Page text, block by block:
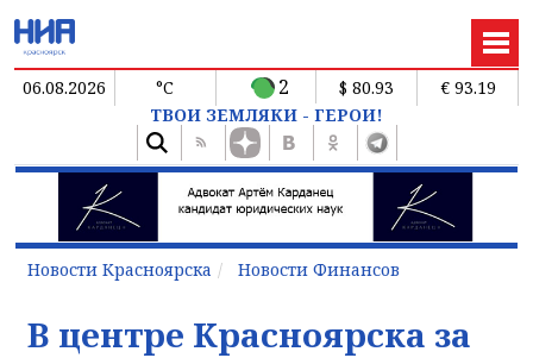
06.08.2026 °C 2 $ 80.93
€ 93.19
ТВОИ ЗЕМЛЯКИ - ГЕРОИ!
Новости Красноярска Новости Финансов
В центре Красноярска за